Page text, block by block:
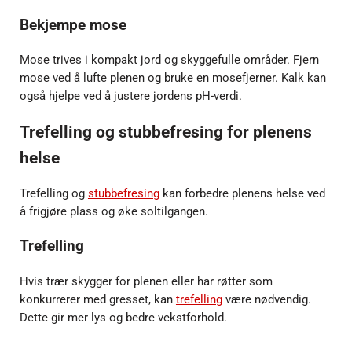
Bekjempe mose
Mose trives i kompakt jord og skyggefulle områder. Fjern
mose ved å lufte plenen og bruke en mosefjerner. Kalk kan
også hjelpe ved å justere jordens pH-verdi.
Trefelling og stubbefresing for plenens
helse
Trefelling og stubbefresingkan forbedre plenens helse ved
å frigjøre plass og øke soltilgangen.
Trefelling
Hvis trær skygger for plenen eller har røtter som
konkurrerer med gresset, kan trefellingvære nødvendig.
Dette gir mer lys og bedre vekstforhold.